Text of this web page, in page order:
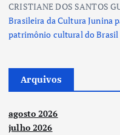
CRISTIANE DOS SANTOS
Brasileira da Cultura Junina
patrimônio cultural do Brasil
Arquivos
agosto 2026
julho 2026